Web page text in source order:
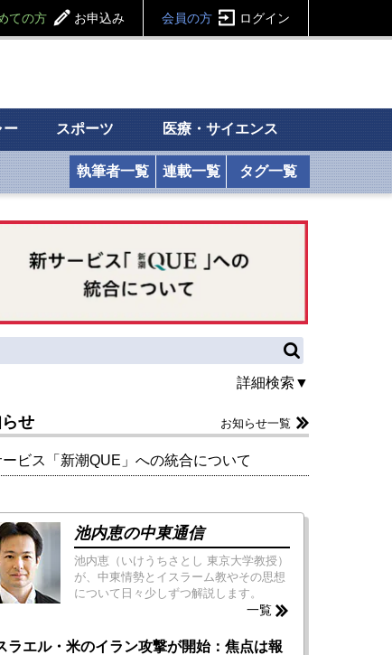
ての方 お申込み 会員の方 ログイン
ー スポーツ 医療・サイエンス
執筆者一覧 連載一覧 タグ一覧
詳細検索▼
せ お知らせ一覧
ービス「新潮QUE」への統合について
池内恵の中東通信
池内恵（いけうちさとし 東京大学教授）
が、中東情勢とイスラーム教やその思想
について日々少しずつ解説します。
一覧
ラエル・米のイラン攻撃が開始：焦点は報